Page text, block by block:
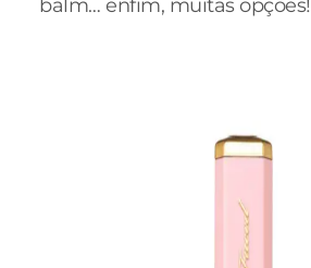
balm… enfim, muitas opções!